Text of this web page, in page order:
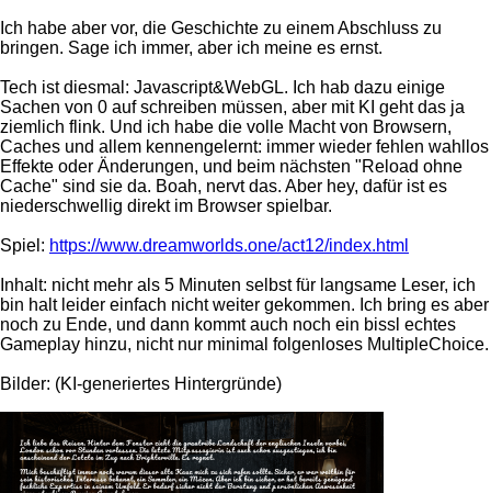
Ich habe aber vor, die Geschichte zu einem Abschluss zu
bringen. Sage ich immer, aber ich meine es ernst.
Tech ist diesmal: Javascript&WebGL. Ich hab dazu einige
Sachen von 0 auf schreiben müssen, aber mit KI geht das ja
ziemlich flink. Und ich habe die volle Macht von Browsern,
Caches und allem kennengelernt: immer wieder fehlen wahllos
Effekte oder Änderungen, und beim nächsten "Reload ohne
Cache" sind sie da. Boah, nervt das. Aber hey, dafür ist es
niederschwellig direkt im Browser spielbar.
Spiel: https://www.dreamworlds.one/act12/index.html
Inhalt: nicht mehr als 5 Minuten selbst für langsame Leser, ich
bin halt leider einfach nicht weiter gekommen. Ich bring es aber
noch zu Ende, und dann kommt auch noch ein bissl echtes
Gameplay hinzu, nicht nur minimal folgenloses MultipleChoice.
Bilder: (KI-generiertes Hintergründe)